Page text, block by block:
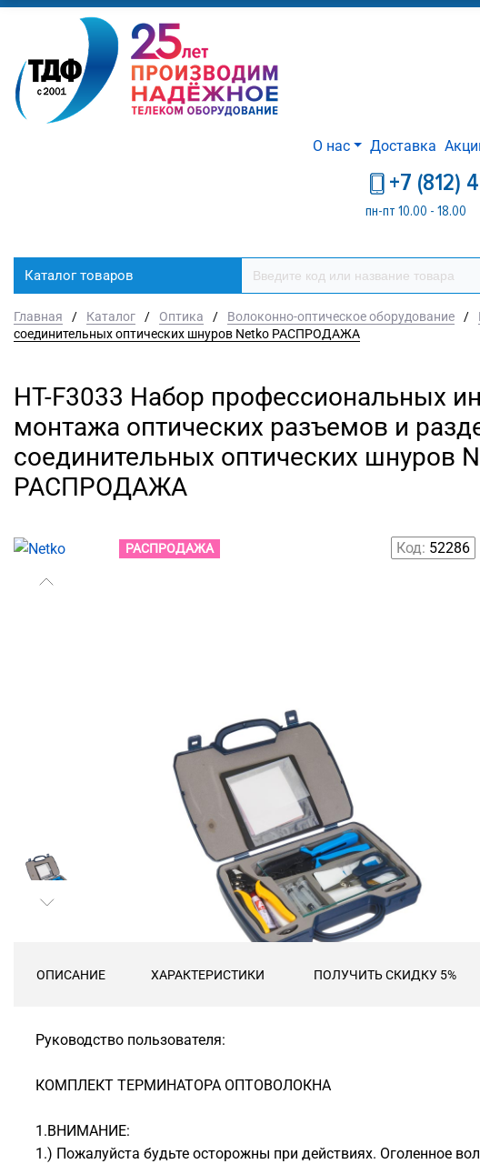
О нас Доставка
+7 (812)
пн-пт 10.00 - 18.00
Каталог товаров
Главная / Каталог / Оптика / Волоконно-оптическое оборудование /
соединительных оптических шнуров Netko РАСПРОДАЖА
HT-F3033 Набор профессиональных
монтажа оптических разъемов и
соединительных оптических шнуров
РАСПРОДАЖА
РАСПРОДАЖА Код: 52286
ОПИСАНИЕ ХАРАКТЕРИСТИКИ ПОЛУЧИТЬ СКИДКУ 5%
Руководство пользователя:
КОМПЛЕКТ ТЕРМИНАТОРА ОПТОВОЛОКНА
1.ВНИМАНИЕ:
1.) Пожалуйста будьте осторожны при действиях. Оголенное